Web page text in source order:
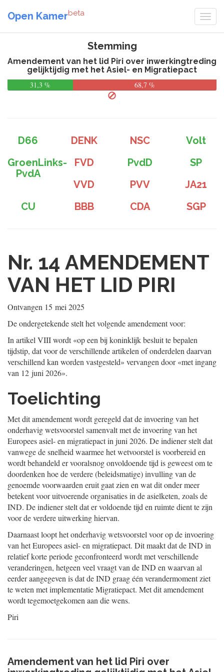
Open Kamerbeta
Stemming
Amendement van het lid Piri over inwerkingtreding
gelijktijdig met het Asiel- en Migratiepact
31,3 %
68,7 %
D66 DENK NSC
Volt
GroenLinks-
PvdA
FVD PvdD
SP
VVD
PVV
JA21
CU
BBB CDA SGP
Nr. 14 AMENDEMENT
VAN HET LID PIRI
Ontvangen 15 mei 2025
De ondergetekende stelt het volgende amendement voor:
In artikel VIII wordt «op een bij koninklijk besluit te bepalen
tijdstip, dat voor de verschillende artikelen of onderdelen daarvan
verschillend kan worden vastgesteld» vervangen door «met ingang
van 12 juni 2026».
Toelichting
Met dit amendement wordt geregeld dat de invoering van het
onderhavig wetsvoorstel samenvalt met de invoering van het
Europees asiel- en migratiepact in juni 2026. De indiener stelt dat
vanwege de snelheid waarmee het wetvoorstel is voorbereid en
wordt behandeld er vooralsnog onvoldoende tijd is geweest om te
doordenken hoe de verdere (beleidsmatige) invulling van de
genoemde voorwaarden eruit gaat zien en wat dit onder meer
betekent voor uitvoerende organisaties in de asielketen, zoals de
IND. De indiener stelt dat er voldoende tijd en ruimte dient te zijn
voor de verdere uitwerking hiervan.
Daarnaast loopt het onderhavig wetsvoorstel voor op de invoering
van het Europees asiel- en migratiepact. Dit maakt dat de IND in
relatief korte periode geconfronteerd wordt met verschillende
veranderingen, hetgeen veel vraagt van de IND en waarvan al
eerder aangegeven is dat de IND graag één verandermoment ziet
te weten met implementatie Migratiepact. Met dit amendement
wordt tegemoetgekomen aan die wens.
Piri
Amendement van het lid Piri over